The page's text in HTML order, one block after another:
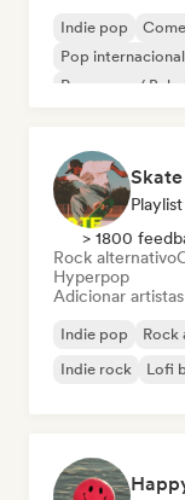
Indie pop
Pop internacional
Pop suave /
Playlist
> 1800
Rock alternativo
Hyperpop
Adicionar
Indie pop Rock
Indie rock
Lofi